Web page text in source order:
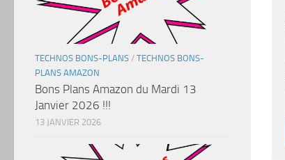
TECHNOS BONS-PLANS / TECHNOS BONS-
PLANS AMAZON
Bons Plans Amazon du Mardi 13
Janvier 2026 !!!
13 JANVIER 2026